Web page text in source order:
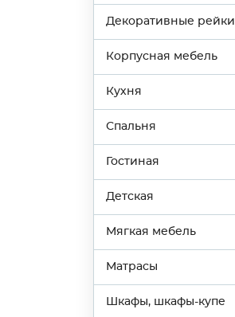
Декоративные рейки
Корпусная мебель
Кухня
Спальня
Гостиная
Детская
Мягкая мебель
Матрасы
Шкафы, шкафы-купе